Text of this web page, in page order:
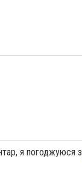
я погоджуюся з